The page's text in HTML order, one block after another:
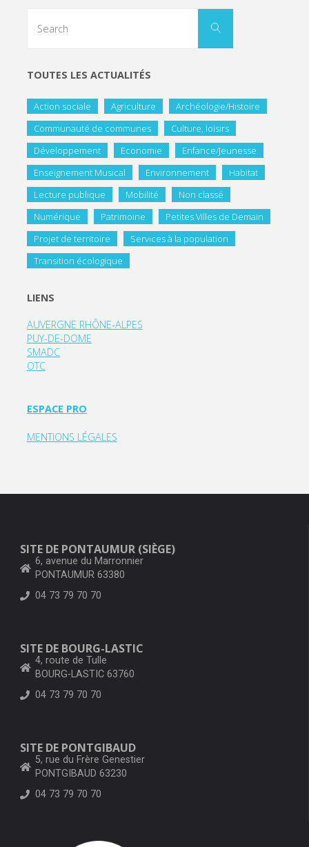
TOUTES LES ACTUALITÉS
Action sociale Agriculture
Archéologie/Histoire
Communauté de communes
Culture, loisirs
Développement
Economie
Enfance/Jeunesse
Enseignement Musical
Environnement
Habitat
Lecture publique
Mobilité
Non classé
Numérique
Patrimoine
Petites Villes de Demain
Projet de territoire
Services à la population
Transition écologique
LIENS
AUVERGNE RHÔNE-ALPES
PUY-DE-DOME
SMADC
OTC
ESPACE PRO
MENTIONS LÉGALES
SITE DE PONTAUMUR (SIÈGE)
6, avenue du Marronnier
PONTAUMUR 63380
04 73 79 70 70
SITE DE BOURG-LASTIC
4, route de Tulle
BOURG-LASTIC 63760
04 73 79 70 70
SITE DE PONTGIBAUD
5, rue du Frère Genestier
PONTGIBAUD 63230
04 73 79 70 70